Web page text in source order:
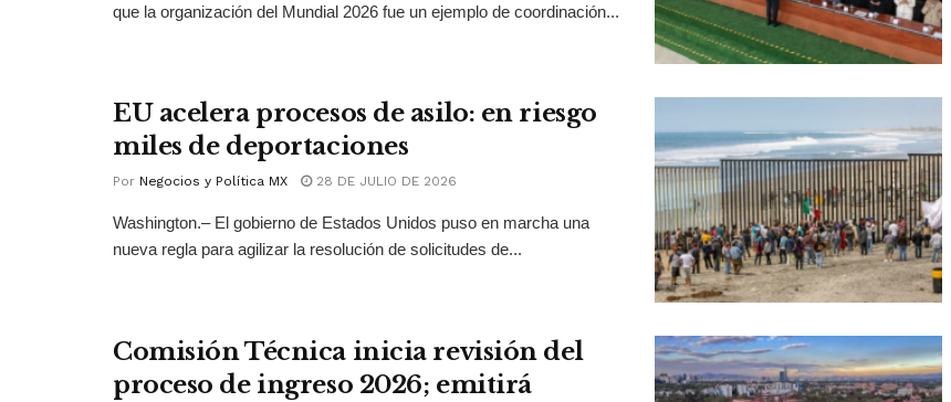
que la organización del Mundial 2026 fue un ejemplo de coordinación...
EU acelera procesos de asilo: en riesgo
miles de deportaciones
Por Negocios y Política MX 28 DE JULIO DE 2026
Washington.– El gobierno de Estados Unidos puso en marcha una
nueva regla para agilizar la resolución de solicitudes de...
Comisión Técnica inicia revisión del
proceso de ingreso 2026; emitirá